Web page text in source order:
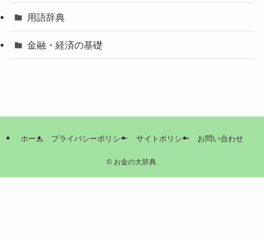
用語辞典
金融・経済の基礎
ホーム プライバシーポリシー サイトポリシー お問い合わせ
©お金の大辞典.